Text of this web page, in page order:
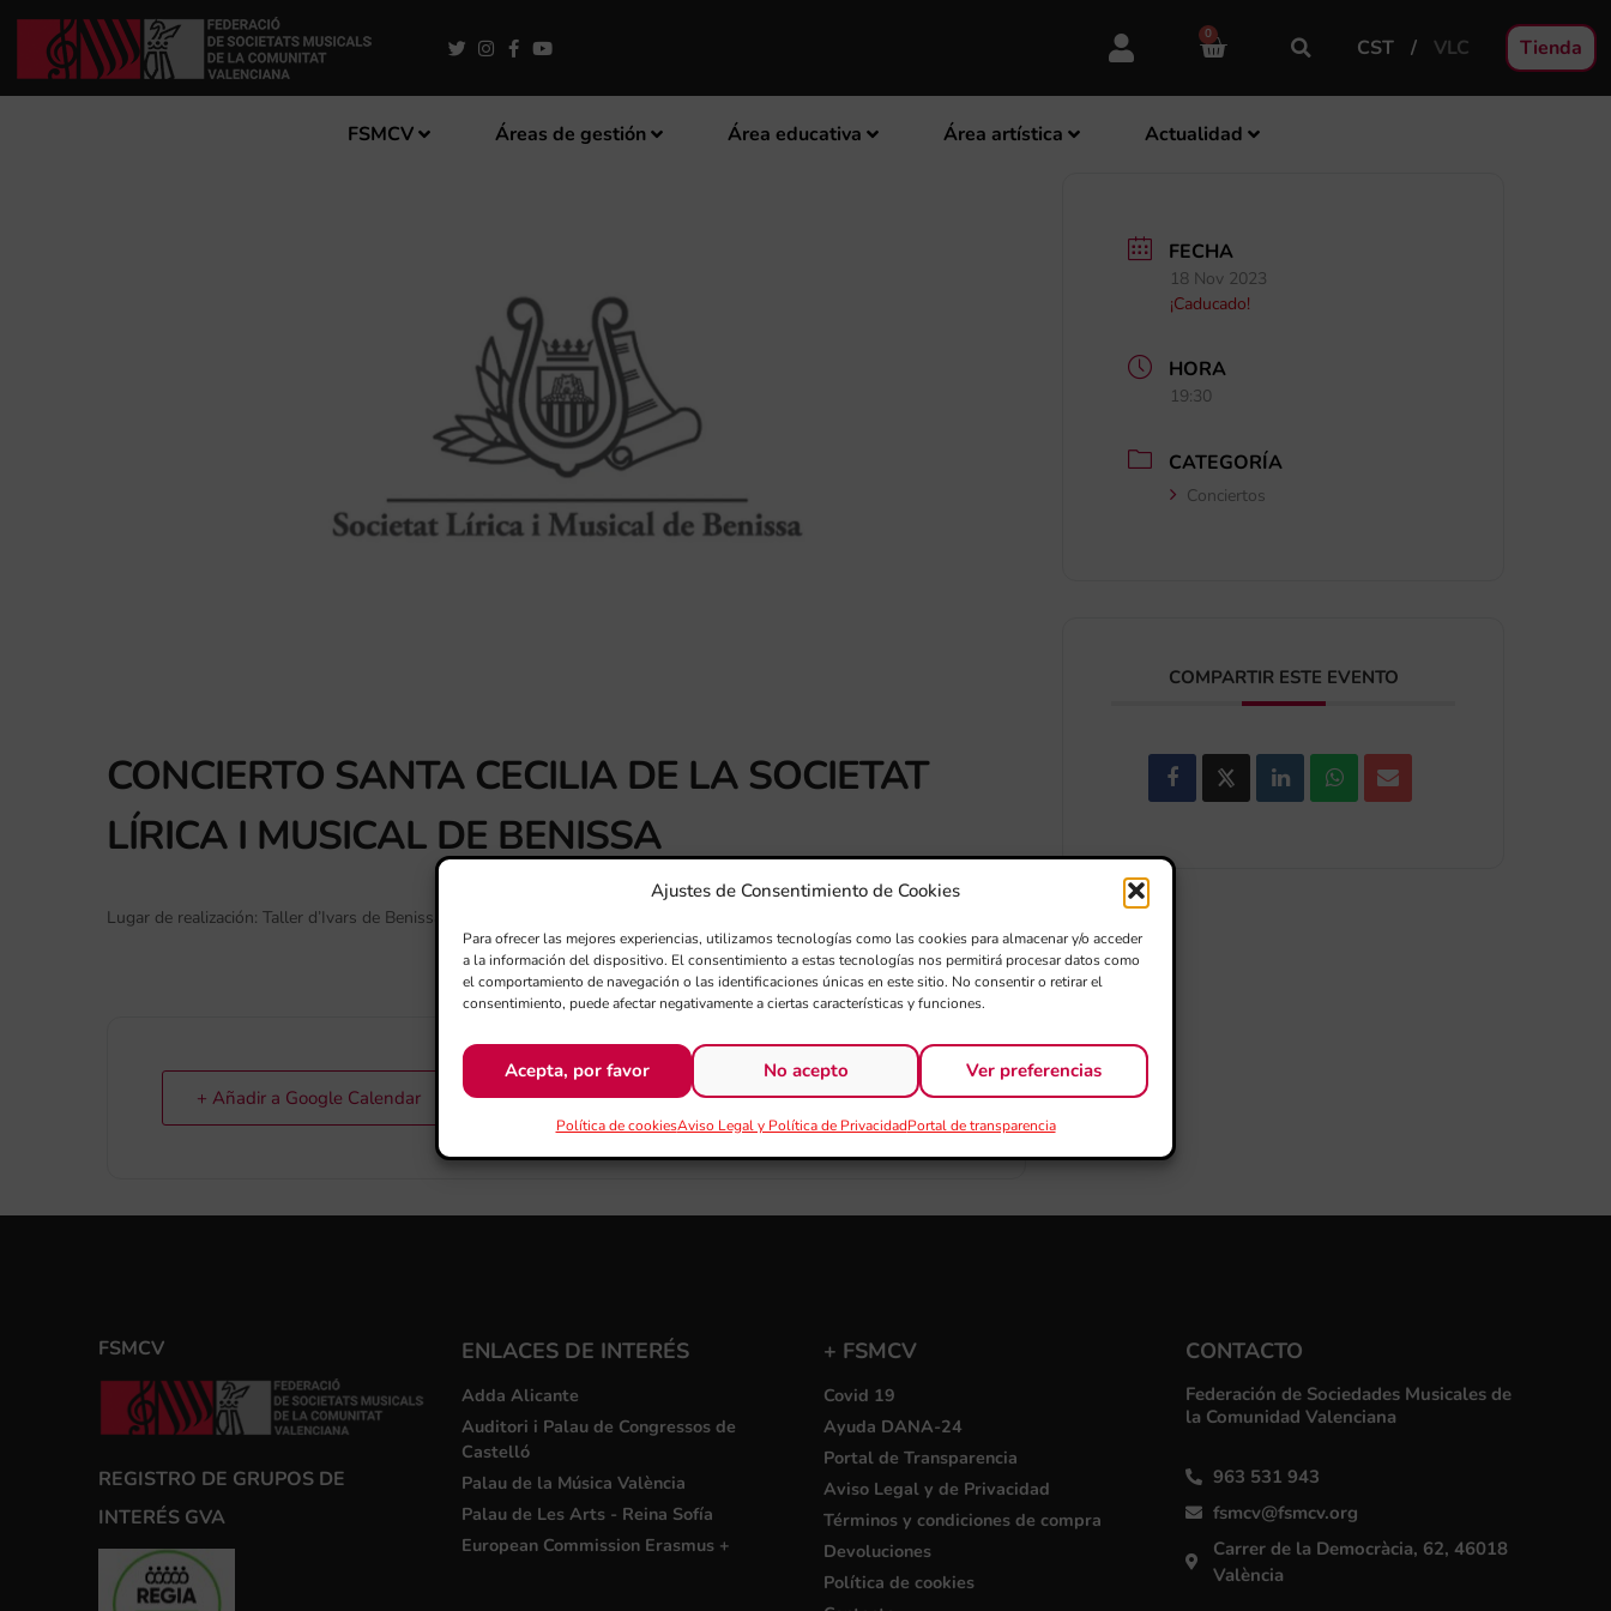
Ajustes de Consentimiento de Cookies
Para ofrecer las mejores experiencias, utilizamos tecnologías como las cookies para almacenar y/o acceder
a la información del dispositivo. El consentimiento a estas tecnologías nos permitirá procesar datos como
el comportamiento de navegación o las identificaciones únicas en este sitio. No consentir o retirar el
consentimiento, puede afectar negativamente a ciertas características y funciones.
Acepta, por favor No acepto Ver preferencias
Política de cookiesAviso Legal y Política de PrivacidadPortal de transparencia
0
CST VLC Tienda
FSMCV Áreas de gestión Área educativa Área artística Actualidad
CONCIERTO SANTA CECILIA DE LA SOCIETAT
LÍRICA I MUSICAL DE BENISSA
Lugar de realización: Taller d’Ivars de Benissa
+ Añadir a Google Calendar + exportación iCal / Outlook
FECHA
18 Nov 2023
¡Caducado!
HORA
19:30
CATEGORÍA
Conciertos
COMPARTIR ESTE EVENTO
FSMCV
REGISTRO DE GRUPOS DE
INTERÉS GVA
ENLACES DE INTERÉS
Adda Alicante
Auditori i Palau de Congressos de
Castelló
Palau de la Música València
Palau de Les Arts - Reina Sofía
European Commission Erasmus +
+ FSMCV
Covid 19
Ayuda DANA-24
Portal de Transparencia
Aviso Legal y de Privacidad
Términos y condiciones de compra
Devoluciones
Política de cookies
CONTACTO
Federación de Sociedades Musicales de
la Comunidad Valenciana
963 531 943
fsmcv@fsmcv.org
Carrer de la Democràcia, 62, 46018
València